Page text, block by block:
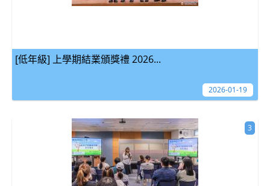
[低年級] 上學期結業頒獎禮 2026...
2026-01-19
3